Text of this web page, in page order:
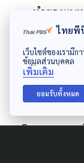
ทำของแพ
รักษาหรือ
คำร้องนี้ แ
ตามจริยธ
วันที่ได้รับ
มาตรการ
ไทยพี
เว็บไซต์ของเรามี
ข้อมูลส่วนบุคคล
เพิ่มเติม
ยอมรับทั้งหมด